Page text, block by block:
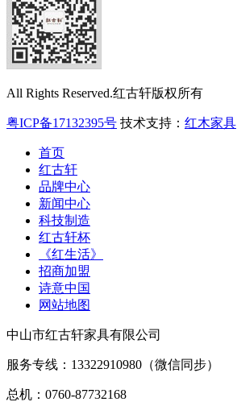
All Rights Reserved.红古轩版权所有
粤ICP备17132395号 技术支持： 红木家具
首页
红古轩
品牌中心
新闻中心
科技制造
红古轩杯
《红生活》
招商加盟
诗意中国
网站地图
中山市红古轩家具有限公司
服务专线：13322910980（微信同步）
总机：0760-87732168